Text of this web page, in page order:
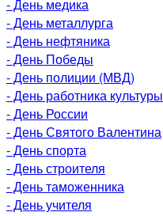
- День медика
- День металлурга
- День нефтяника
- День Победы
- День полиции (МВД)
- День работника культуры
- День России
- День Святого Валентина
- День спорта
- День строителя
- День таможенника
- День учителя